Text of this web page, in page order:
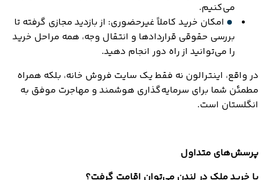
می‌کنیم.
امکان خرید کاملاً غیرحضوری: از بازدید مجازی گرفته تا
بررسی حقوقی قراردادها و انتقال وجه، همه مراحل خرید
را می‌توانید از راه دور انجام دهید.
در واقع، اینترالون نه فقط یک سایت فروش خانه، بلکه همراه
مطمئن شما برای سرمایه‌گذاری هوشمند و مهاجرت موفق به
انگلستان است.
پرسش‌های متداول